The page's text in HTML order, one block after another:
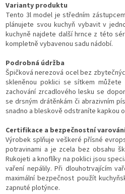
Varianty produktu
Tento 3l model je středním
plánujete svou kuchyň vybavit v
kuchyně najdete další hrnce z této
kompletně vybavenou sadu nádobí.
Podrobná údržba
Špičková nerezová ocel bez
skleněnou poklici se sítkem
zachování zrcadlového lesku se
se drsným drátěnkám či abrazivním
snadno a bleskově odstraníte kapkou
Certifikace a bezpečnostní
Výrobek splňuje veškeré přísné
potravinami a je zcela bez obsahu
Rukojeti a knoflíky na poklici jsou
vaření nepálily. Při dlouhotrvajícím
maximální bezpečnost použít
zapnuté plotýnce.